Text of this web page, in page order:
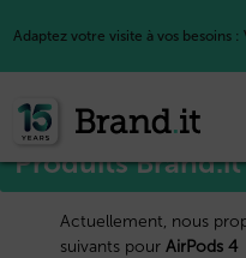
Adaptez votre visite à vos besoins
Accueil
Produits
Actuellement, nous
suivants pour AirPods 4